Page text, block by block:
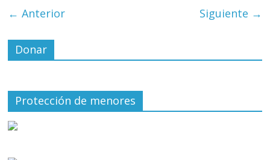
← Anterior Siguiente →
Donar
Protección de menores